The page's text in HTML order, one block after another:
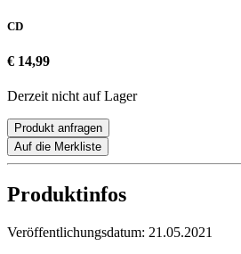
CD
€ 14,99
Derzeit nicht auf Lager
Produkt anfragen
Auf die Merkliste
Produktinfos
Veröffentlichungsdatum: 21.05.2021